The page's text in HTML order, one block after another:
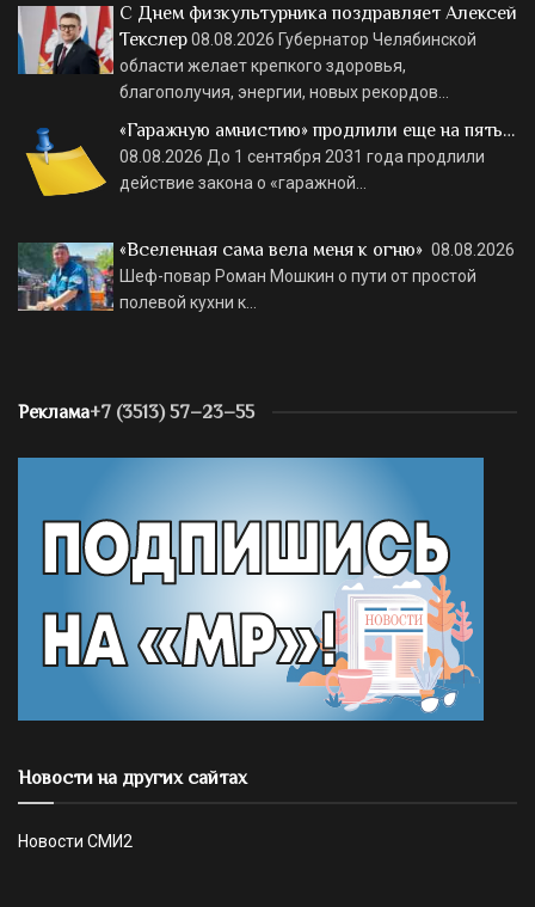
С Днем физкультурника поздравляет Алексей
Текслер08.08.2026 Губернатор Челябинской
области желает крепкого здоровья,
благополучия, энергии, новых рекордов…
«Гаражную амнистию» продлили еще на пять…
08.08.2026 До 1 сентября 2031 года продлили
действие закона о «гаражной…
«Вселенная сама вела меня к огню» 08.08.2026
Шеф-повар Роман Мошкин о пути от простой
полевой кухни к…
Реклама+7 (3513) 57–23–55
Новости на других сайтах
Новости СМИ2